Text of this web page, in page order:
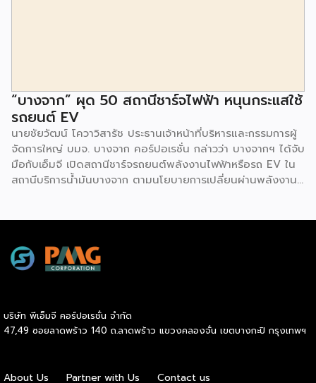
“บางจาก” ผุด 50 สถานีชาร์จไฟฟ้า หนุนกระแสใช้
รถยนต์ EV
นายชัยวัฒน์ โควาวิสารัช ประธานเจ้าหน้าที่บริหารและกรรมการผู้
จัดการใหญ่ บมจ. บางจาก คอร์ปอเรชั่น กล่าวว่า บางจากฯ ได้จับ
มือกับเอ็มจี เปิดสถานีชาร์จรถยนต์พลังงานไฟฟ้าหรือรถ EV ใน
สถานีบริการน้ำมันบางจาก ตามนโยบายการเปลี่ยนผ่านพลังงาน
สถานีบริการน้ำมันบางจากมีสถานีชาร์จรถ EV ทั้งในกรุงเทพฯ
และต่างจังหวัด ครอบคลุมทั่วประเทศ .โดยความร่วมมือครั้งนี้
สถานีชาร์จรถยนต์ไฟฟ้า “MG Super Charge” ในสถานีบริการ
น้ำมันบางจาก ครอบคลุมทั้งในเขตกรุงเทพฯ นนทบุรีและ
บริษัท พีเอ็มจี คอร์ปอเรชั่น จำกัด
47,49 ซอยลาดพร้าว 140 ถ.ลาดพร้าว แขวงคลองจั่น เขตบางกะปิ กรุงเทพฯ
About Us Partner with Us Contact us